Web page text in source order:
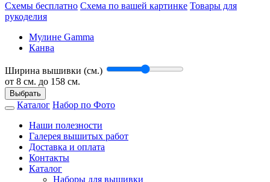
Схемы бесплатно Схема по вашей картинке Товары для
рукоделия
Мулине Gamma
Канва
Ширина вышивки (см.)
от 8 см. до 158 см.
Выбрать
Каталог Набор по Фото
Наши полезности
Галерея вышитых работ
Доставка и оплата
Контакты
Каталог
Наборы для вышивки